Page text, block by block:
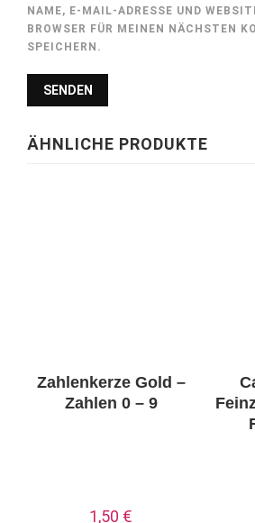
NAME, E-MAIL-ADRESSE UND
BROWSER FÜR MEINEN NÄCHSTEN
SPEICHERN.
ÄHNLICHE PRODUKTE
Zahlenkerze Gold –
Zahlen 0 – 9
1,50 €